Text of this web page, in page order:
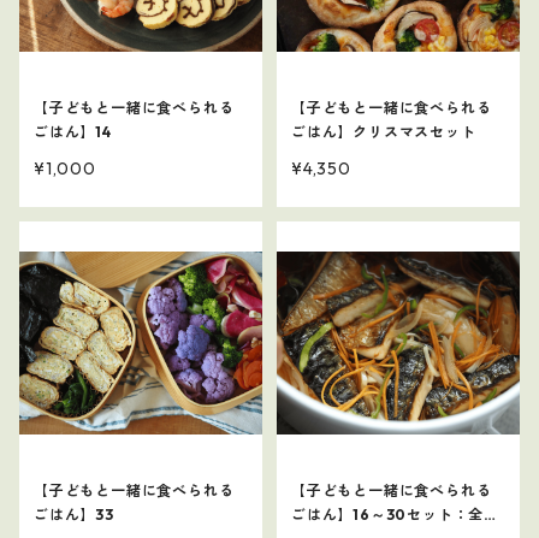
【子どもと一緒に食べられる
ごはん】14
¥1,000
【子どもと一緒に食べられる
ごはん】クリスマスセット
¥4,350
【子どもと一緒に食べられる
ごはん】33
【子どもと一緒に食べられる
ごはん】16～30セット：全75